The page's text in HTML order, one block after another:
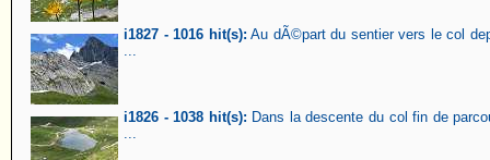
i1827 - 1016 hit(s): Au dÃ©part du sentier vers le col
...
i1826 - 1038 hit(s): Dans la descente du col fin de
...